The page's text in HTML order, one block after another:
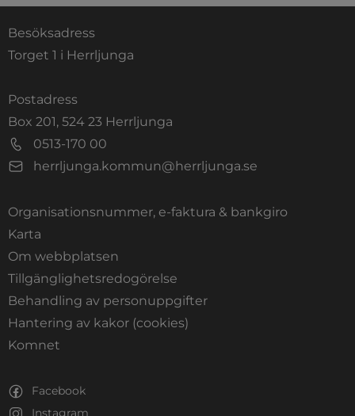
Besöksadress
Torget 1 i Herrljunga
Postadress
Box 201, 524 23 Herrljunga
0513-170 00
herrljunga.kommun@herrljunga.se
Organisationsnummer, e-faktura & bankgiro
Karta
Om webbplatsen
Tillgänglighetsredogörelse
Behandling av personuppgifter
Hantering av kakor (cookies)
Komnet
Facebook
Instagram